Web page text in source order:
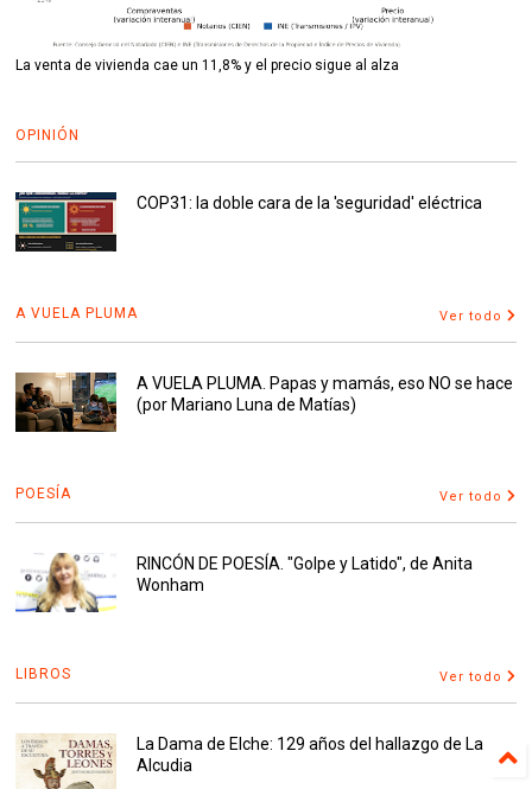
La venta de vivienda cae un 11,8% y el precio sigue al alza
OPINIÓN
COP31: la doble cara de la 'seguridad' eléctrica
A VUELA PLUMA Ver todo
A VUELA PLUMA. Papas y mamás, eso NO se hace
(por Mariano Luna de Matías)
POESÍA Ver todo
RINCÓN DE POESÍA. "Golpe y Latido", de Anita
Wonham
LIBROS Ver todo
La Dama de Elche: 129 años del hallazgo de La
Alcudia